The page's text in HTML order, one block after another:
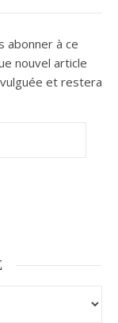
abonner à ce
nouvel article
et restera